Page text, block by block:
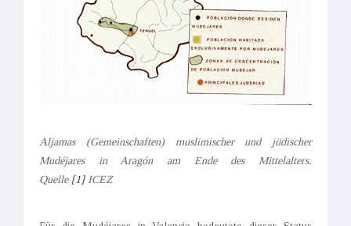
Aljamas(Gemeinschaften) muslimischer und jüdischer
Mudéjares in Aragón am Ende des Mittelalters.
Quelle [1]ICEZ